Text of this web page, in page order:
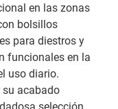
en las zonas
bolsillos
para diestros y
funcionales en la
uso diario.
su acabado